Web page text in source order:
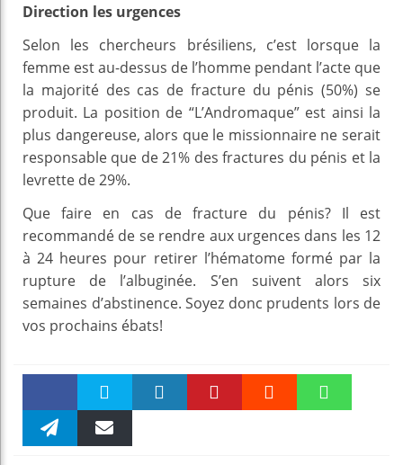
Direction les urgences
Selon les chercheurs brésiliens, c’est lorsque la
femme est au-dessus de l’homme pendant l’acte que
la majorité des cas de fracture du pénis (50%) se
produit. La position de “L’Andromaque” est ainsi la
plus dangereuse, alors que le missionnaire ne serait
responsable que de 21% des fractures du pénis et la
levrette de 29%.
Que faire en cas de fracture du pénis? Il est
recommandé de se rendre aux urgences dans les 12
à 24 heures pour retirer l’hématome formé par la
rupture de l’albuginée. S’en suivent alors six
semaines d’abstinence. Soyez donc prudents lors de
vos prochains ébats!
Faceboo Twitter